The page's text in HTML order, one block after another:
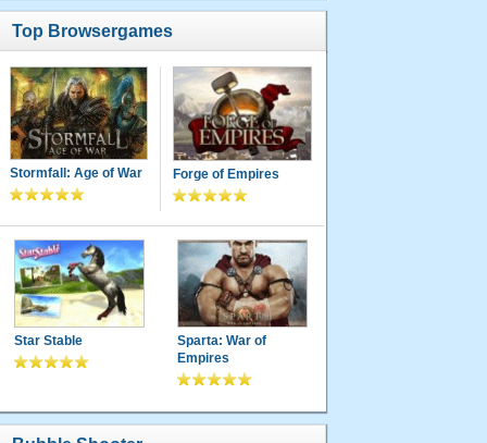
Top Browsergames
Stormfall: Age of War Forge of Empires
Star Stable
Sparta: War of
Empires